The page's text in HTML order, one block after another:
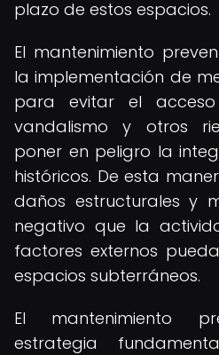
plazo de estos espacios.
El mantenimiento
la implementación de
para evitar el
vandalismo y otros
poner en peligro la
históricos. De esta
daños estructurales y
negativo que la
factores externos
espacios subterráneos.
El mantenimiento
estrategia